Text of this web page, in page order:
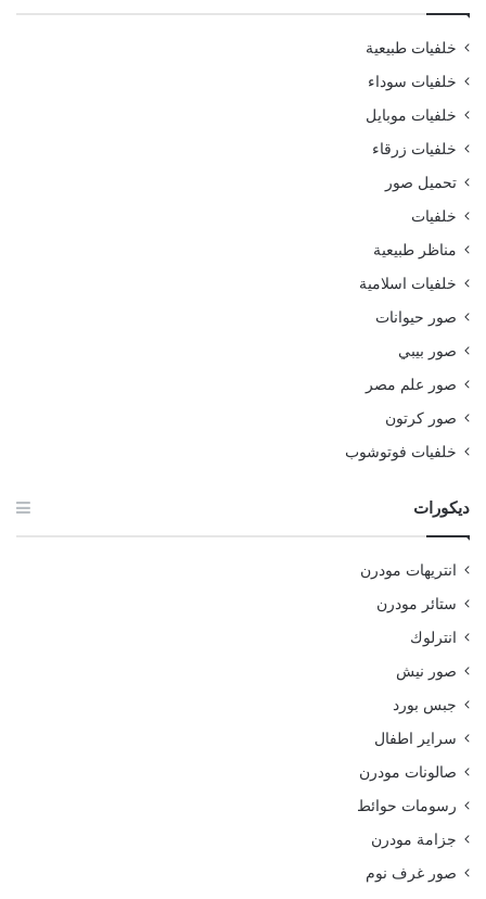
خلفيات طبيعية
خلفيات سوداء
خلفيات موبايل
خلفيات زرقاء
تحميل صور
خلفيات
مناظر طبيعية
خلفيات اسلامية
صور حيوانات
صور بيبي
صور علم مصر
صور كرتون
خلفيات فوتوشوب
ديكورات
انتريهات مودرن
ستائر مودرن
انترلوك
صور نيش
جبس بورد
سراير اطفال
صالونات مودرن
رسومات حوائط
جزامة مودرن
صور غرف نوم